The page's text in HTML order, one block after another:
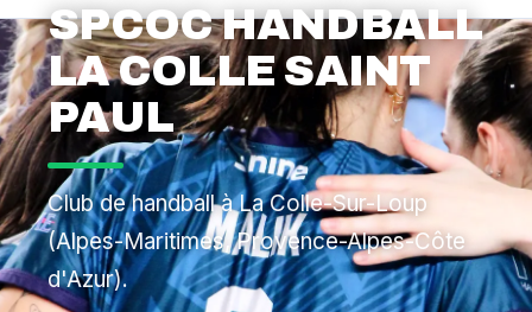
SPCOC HANDBALL
LA COLLE SAINT
PAUL
Club de handball à La Colle-Sur-Loup
(Alpes-Maritimes, Provence-Alpes-Côte
d'Azur).